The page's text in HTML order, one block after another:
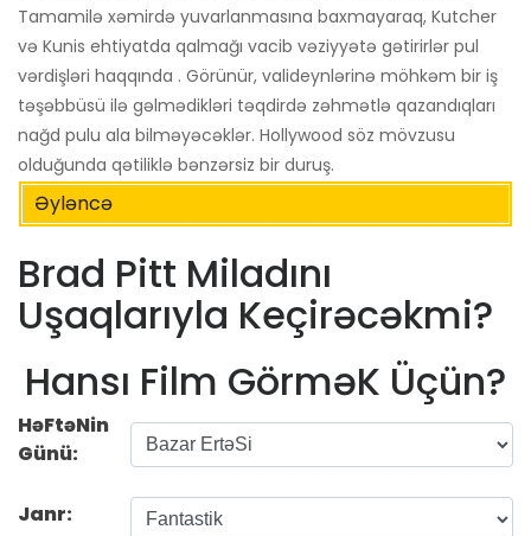
Tamamilə xəmirdə yuvarlanmasına baxmayaraq, Kutcher
və Kunis ehtiyatda qalmağı vacib vəziyyətə gətirirlər pul
vərdişləri haqqında . Görünür, valideynlərinə möhkəm bir iş
təşəbbüsü ilə gəlmədikləri təqdirdə zəhmətlə qazandıqları
nağd pulu ala bilməyəcəklər. Hollywood söz mövzusu
olduğunda qətiliklə bənzərsiz bir duruş.
Əyləncə
Brad Pitt Miladını
Uşaqlarıyla Keçirəcəkmi?
Hansı Film GörməK Üçün?
HəFtəNin
Günü:
Janr: